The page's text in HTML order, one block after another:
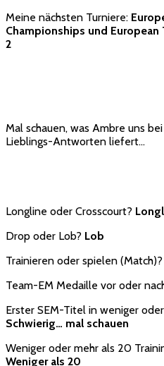
Meine nächsten Turniere:
Championships und European
2
Mal schauen, was Ambre uns
Lieblings-Antworten liefert…
Longline oder Crosscourt?
Drop oder Lob? Lob
Trainieren oder spielen (Match)?
Team-EM Medaille vor oder
Erster SEM-Titel in weniger
Schwierig… mal schauen
Weniger oder mehr als 20
Weniger als 20